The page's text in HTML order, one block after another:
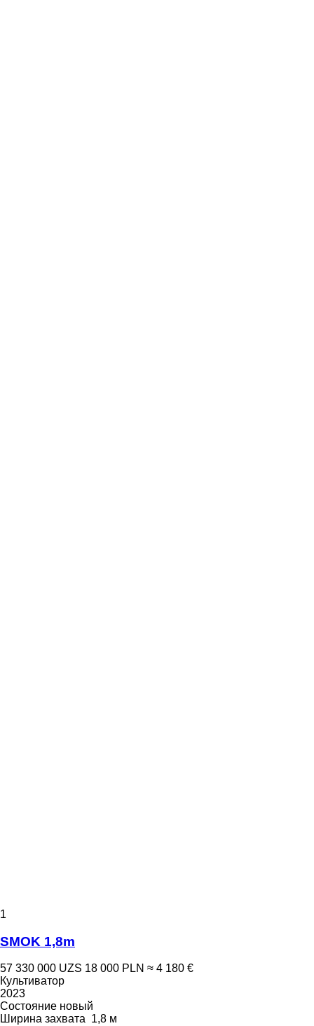
1
SMOK 1,8m
57 330 000 UZS 18 000 PLN ≈ 4 180 €
Культиватор
2023
Состояние новый
Ширина захвата 1,8 м